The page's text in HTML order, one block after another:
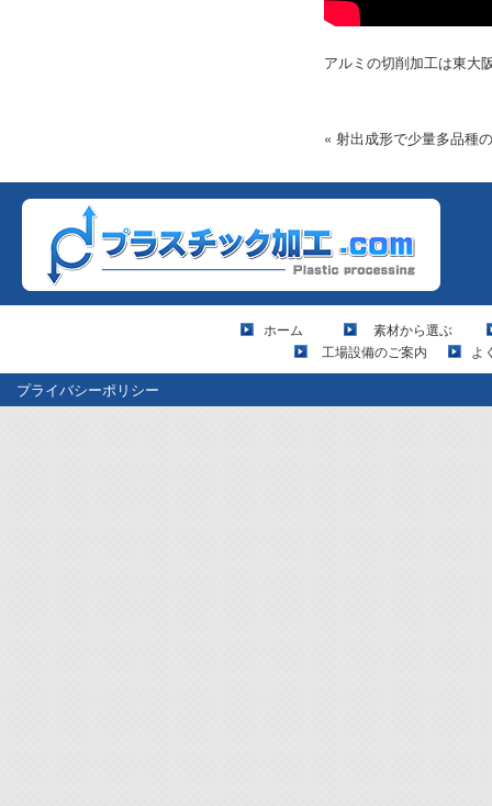
アルミの切削加工は東大
« 射出成形で少量多品種
ホーム
素材から選ぶ
工場設備のご案内
よ
プライバシーポリシー